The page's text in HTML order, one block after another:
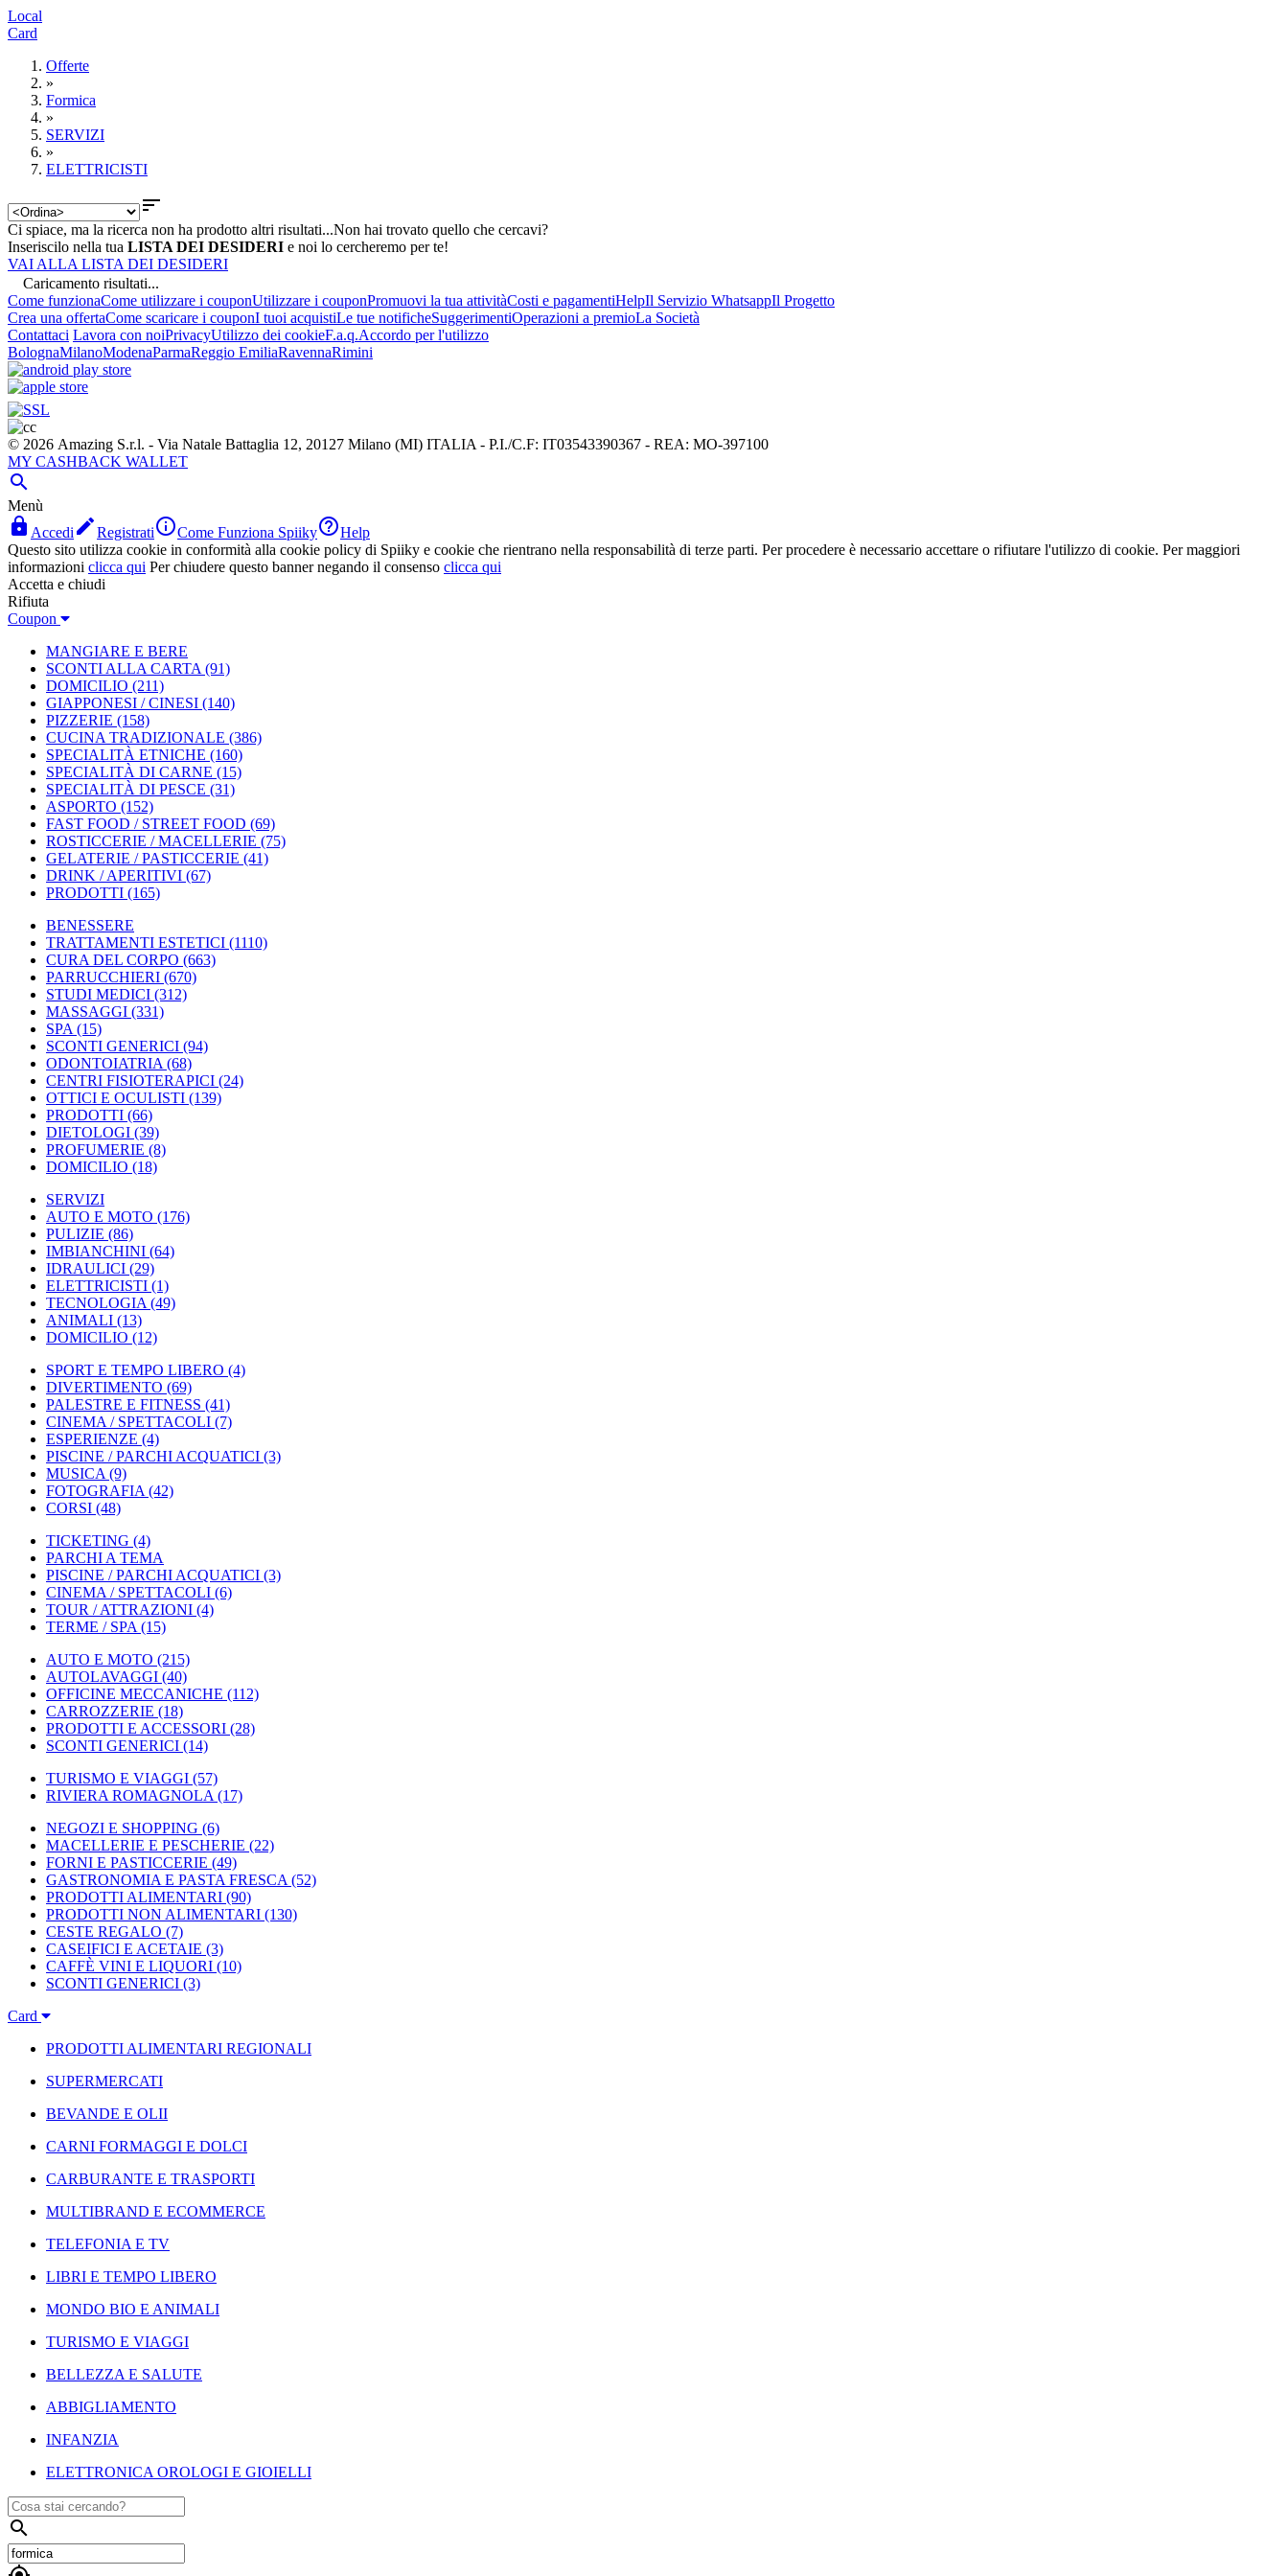
Local
Card
Offerte
»
Formica
»
SERVIZI
»
ELETTRICISTI

Ci spiace, ma la ricerca non ha prodotto altri risultati...Non hai trovato quello che cercavi?
Inseriscilo nella tua LISTA DEI DESIDERI e noi lo cercheremo per te!
VAI ALLA LISTA DEI DESIDERI
Caricamento risultati...
Come funzionaCome utilizzare i couponUtilizzare i couponPromuovi la tua attivitàCosti e pagamentiHelpIl Servizio WhatsappIl Progetto
Crea una offertaCome scaricare i couponI tuoi acquistiLe tue notificheSuggerimentiOperazioni a premioLa Società
Contattaci Lavora con noiPrivacyUtilizzo dei cookieF.a.q.Accordo per l'utilizzo
BolognaMilanoModenaParmaReggio EmiliaRavennaRimini
© 2026 Amazing S.r.l. - Via Natale Battaglia 12, 20127 Milano (MI) ITALIA - P.I./C.F: IT03543390367 - REA: MO-397100
MY CASHBACK WALLET

Menù
 Accedi RegistratiCome Funziona SpiikyHelp
Questo sito utilizza cookie in conformità alla cookie policy di Spiiky e cookie che rientrano nella responsabilità di terze parti. Per procedere è necessario accettare o rifiutare l'utilizzo di cookie. Per maggiori
informazioni clicca qui Per chiudere questo banner negando il consenso clicca qui
Accetta e chiudi
Rifiuta
Coupon
MANGIARE E BERE
SCONTI ALLA CARTA (91)
DOMICILIO (211)
GIAPPONESI / CINESI (140)
PIZZERIE (158)
CUCINA TRADIZIONALE (386)
SPECIALITÀ ETNICHE (160)
SPECIALITÀ DI CARNE (15)
SPECIALITÀ DI PESCE (31)
ASPORTO (152)
FAST FOOD / STREET FOOD (69)
ROSTICCERIE / MACELLERIE (75)
GELATERIE / PASTICCERIE (41)
DRINK / APERITIVI (67)
PRODOTTI (165)
BENESSERE
TRATTAMENTI ESTETICI (1110)
CURA DEL CORPO (663)
PARRUCCHIERI (670)
STUDI MEDICI (312)
MASSAGGI (331)
SPA (15)
SCONTI GENERICI (94)
ODONTOIATRIA (68)
CENTRI FISIOTERAPICI (24)
OTTICI E OCULISTI (139)
PRODOTTI (66)
DIETOLOGI (39)
PROFUMERIE (8)
DOMICILIO (18)
SERVIZI
AUTO E MOTO (176)
PULIZIE (86)
IMBIANCHINI (64)
IDRAULICI (29)
ELETTRICISTI (1)
TECNOLOGIA (49)
ANIMALI (13)
DOMICILIO (12)
SPORT E TEMPO LIBERO (4)
DIVERTIMENTO (69)
PALESTRE E FITNESS (41)
CINEMA / SPETTACOLI (7)
ESPERIENZE (4)
PISCINE / PARCHI ACQUATICI (3)
MUSICA (9)
FOTOGRAFIA (42)
CORSI (48)
TICKETING (4)
PARCHI A TEMA
PISCINE / PARCHI ACQUATICI (3)
CINEMA / SPETTACOLI (6)
TOUR / ATTRAZIONI (4)
TERME / SPA (15)
AUTO E MOTO (215)
AUTOLAVAGGI (40)
OFFICINE MECCANICHE (112)
CARROZZERIE (18)
PRODOTTI E ACCESSORI (28)
SCONTI GENERICI (14)
TURISMO E VIAGGI (57)
RIVIERA ROMAGNOLA (17)
NEGOZI E SHOPPING (6)
MACELLERIE E PESCHERIE (22)
FORNI E PASTICCERIE (49)
GASTRONOMIA E PASTA FRESCA (52)
PRODOTTI ALIMENTARI (90)
PRODOTTI NON ALIMENTARI (130)
CESTE REGALO (7)
CASEIFICI E ACETAIE (3)
CAFFÈ VINI E LIQUORI (10)
SCONTI GENERICI (3)
Card
PRODOTTI ALIMENTARI REGIONALI
SUPERMERCATI
BEVANDE E OLII
CARNI FORMAGGI E DOLCI
CARBURANTE E TRASPORTI
MULTIBRAND E ECOMMERCE
TELEFONIA E TV
LIBRI E TEMPO LIBERO
MONDO BIO E ANIMALI
TURISMO E VIAGGI
BELLEZZA E SALUTE
ABBIGLIAMENTO
INFANZIA
ELETTRONICA OROLOGI E GIOIELLI
